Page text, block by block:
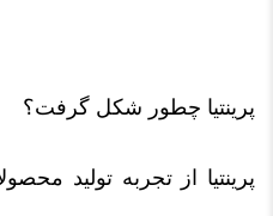
پرینتیا چطور شکل گرفت؟
پرینتیا از تجربه تولید